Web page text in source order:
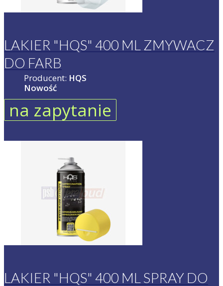
LAKIER "HQS" 400 ML ZMYWACZ
DO FARB
Producent: HQS
Nowość
na zapytanie
LAKIER "HQS" 400 ML SPRAY DO